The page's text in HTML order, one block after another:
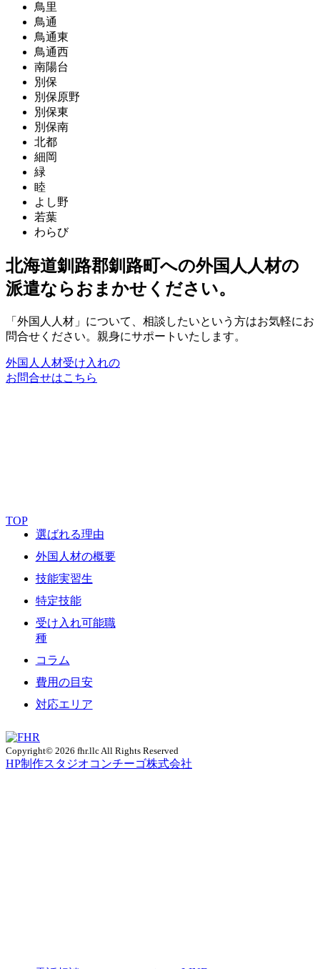
鳥里
鳥通
鳥通東
鳥通西
南陽台
別保
別保原野
別保東
別保南
北都
細岡
緑
睦
よし野
若葉
わらび
北海道釧路郡釧路町への外国人人材の
派遣ならおまかせください。
「外国人人材」について、相談したいという方はお気軽にお
問合せください。親身にサポートいたします。
外国人人材受け入れの
お問合せはこちら
TOP
選ばれる理由
外国人材の概要
技能実習生
特定技能
受け入れ可能職
種
コラム
費用の目安
対応エリア
Copyright© 2026 fhr.llc All Rights Reserved
HP制作スタジオコンチーゴ株式会社